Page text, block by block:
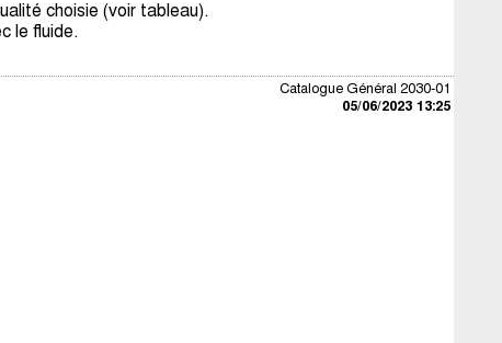
choisie (voir tableau).
le fluide.
Catalogue Général 2030-01
05/06/2023 13:25